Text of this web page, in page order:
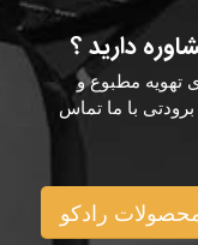
دارید ؟
تهویه مطبوع و
با ما تماس
رادکو